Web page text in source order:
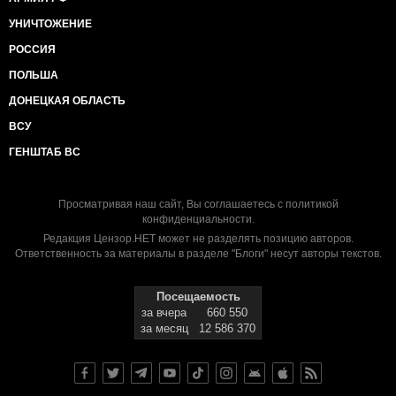
УНИЧТОЖЕНИЕ
РОССИЯ
ПОЛЬША
ДОНЕЦКАЯ ОБЛАСТЬ
ВСУ
ГЕНШТАБ ВС
Просматривая наш сайт, Вы соглашаетесь с политикой
конфиденциальности.
Редакция Цензор.НЕТ может не разделять позицию авторов.
Ответственность за материалы в разделе "Блоги" несут авторы текстов.
Посещаемость
за вчера
660 550
за месяц
12 586 370